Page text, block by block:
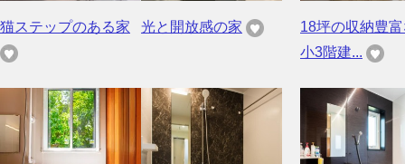
猫ステップのある家 光と開放感の家
18坪の収納豊
小3階建...